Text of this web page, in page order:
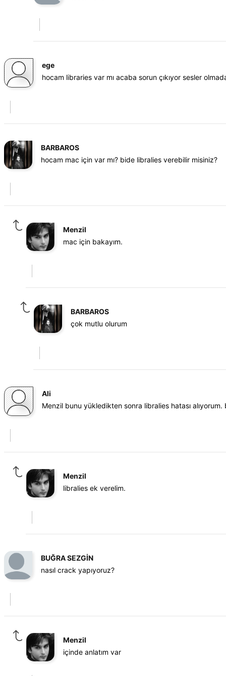
ege
hocam libraries var mı acaba sorun çıkıyor sesler
BARBAROS
hocam mac için var mı? bide libralies verebilir misiniz?
Menzil
mac için bakayım.
BARBAROS
çok mutlu olurum
Ali
Menzil bunu yükledikten sonra libralies hatası
Menzil
libralies ek verelim.
BUĞRA SEZGİN
nasıl crack yapıyoruz?
Menzil
içinde anlatım var